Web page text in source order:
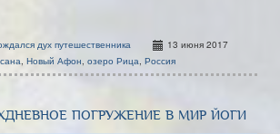
дух путешественника
13 июня 2017
, Новый Афон, озеро Рица, Россия
погружение в мир йоги